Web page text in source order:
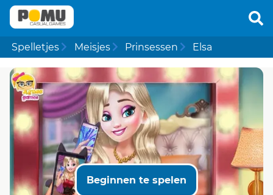
Spelletjes Meisjes Prinsessen Elsa
Beginnen te spelen